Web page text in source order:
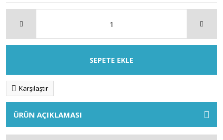
SEPETE EKLE
Karşılaştır
ÜRÜN AÇIKLAMASI